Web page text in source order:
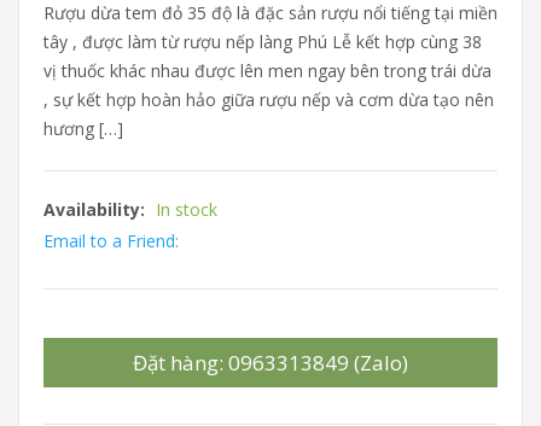
Rượu dừa tem đỏ 35 độ là đặc sản rượu nổi tiếng tại miền
tây , được làm từ rượu nếp làng Phú Lễ kết hợp cùng 38
vị thuốc khác nhau được lên men ngay bên trong trái dừa
, sự kết hợp hoàn hảo giữa rượu nếp và cơm dừa tạo nên
hương […]
Availability: In stock
Email to a Friend:
Đặt hàng: 0963313849 (Zalo)